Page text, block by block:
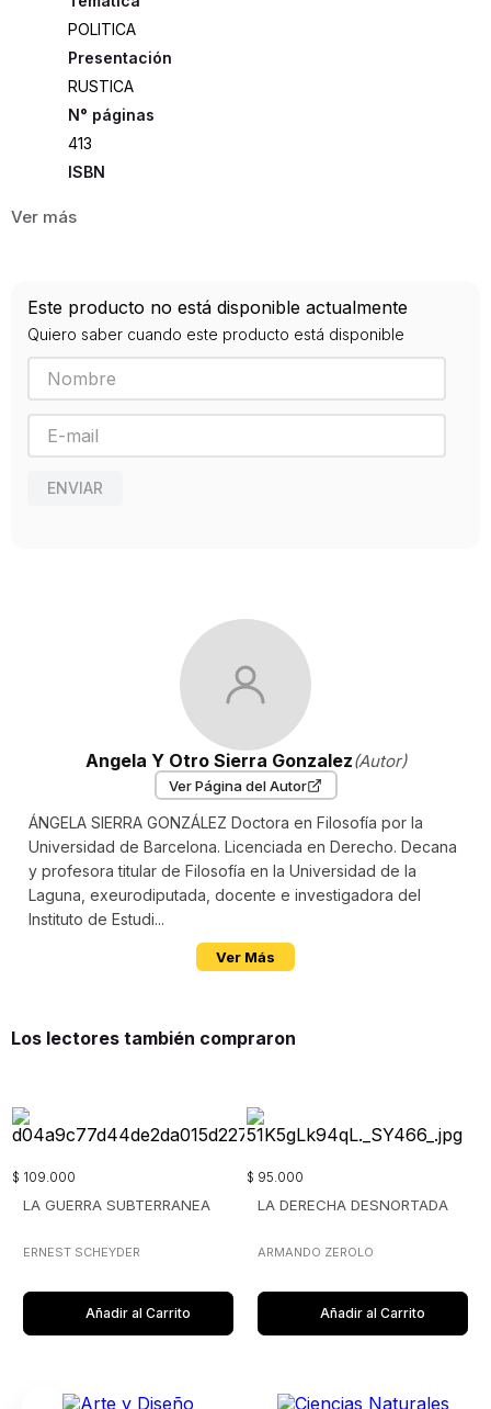
POLITICA
Presentación
RUSTICA
413
ISBN
Editorial
0
Este producto no está disponible actualmente
Quiero saber cuando este producto está disponible
ENVIAR
Angela Y Otro Sierra Gonzalez(Autor)
Ver Página del Autor
ÁNGELA SIERRA GONZÁLEZ Doctora en Filosofía por la
Universidad de Barcelona. Li­cenciada en Derecho. Decana
y profesora titular de Filo­sofía en la Universidad de la
Laguna, exeurodiputada, do­cente e investigadora del
Instituto de Estudi...
Ver Más
Los lectores también compraron
$ 109.000
LA GUERRA SUBTERRANEA
ERNEST SCHEYDER
Añadir al Carrito
$ 95.000
LA DERECHA DESNORTADA
ARMANDO ZEROLO
Añadir al Carrito